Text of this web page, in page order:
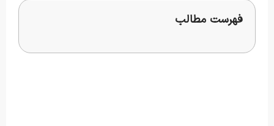
فهرست مطالب